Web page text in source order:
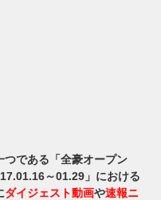
つである「全豪オープン
～01.29」における
ダイジェスト動画や速報ニ